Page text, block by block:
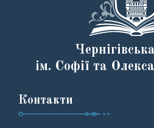
ім. Софії та
Контакти